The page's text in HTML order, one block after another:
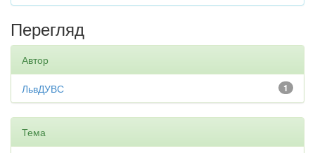
Перегляд
Автор
1
ЛьвДУВС
Тема